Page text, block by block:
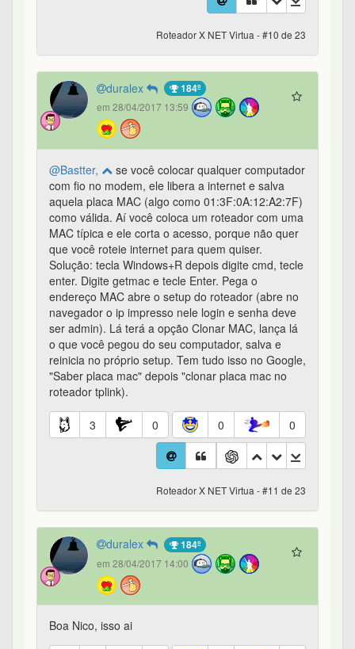
Roteador X NET Virtua - #10 de 23
duralex 184º
em 28/04/2017 13:59
@Bastter,
se você colocar qualquer computador
com fio no modem, ele libera a internet e salva
aquela placa MAC (algo como 01:3F:0A:12:A2:7F)
como válida. Aí você coloca um roteador com uma
MAC típica e ele corta o acesso, porque não quer
que você roteie internet para quem quiser.
Solução: tecla Windows+R depois digite cmd, tecle
enter. Digite getmac e tecle Enter. Pega o
endereço MAC abre o setup do roteador (abre no
navegador o ip impresso nele login e senha deve
ser admin). Lá terá a opção Clonar MAC, lança lá
o que você pegou do seu computador, salva e
reinicia no próprio setup. Tem tudo isso no Google,
"Saber placa mac" depois "clonar placa mac no
roteador tplink).
3 0 0 0
Roteador X NET Virtua - #11 de 23
duralex 184º
em 28/04/2017 14:00
Boa Nico, isso ai